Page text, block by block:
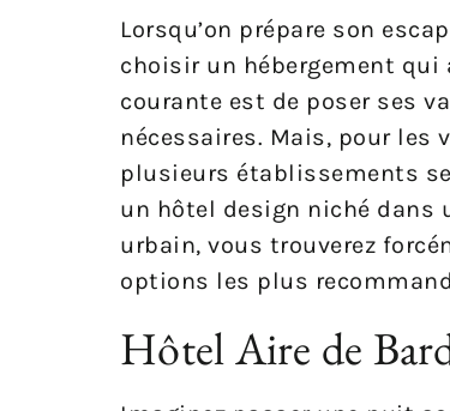
Lorsqu’on prépare son
choisir un hébergement qui
courante est de poser ses
nécessaires. Mais, pour les
plusieurs établissements
un hôtel design niché dans
urbain, vous trouverez
options les plus
Hôtel Aire de